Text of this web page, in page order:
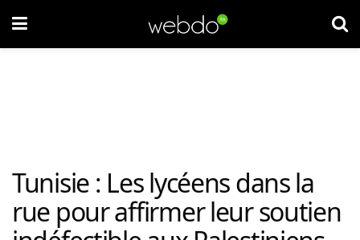
Tunisie : Les lycéens dans la
rue pour affirmer leur soutien